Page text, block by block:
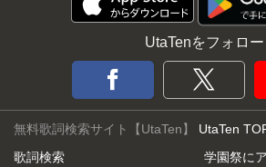
UtaTenをフォロー
無料歌詞検索サイト【UtaTen】 UtaTen
歌詞検索
学園祭に